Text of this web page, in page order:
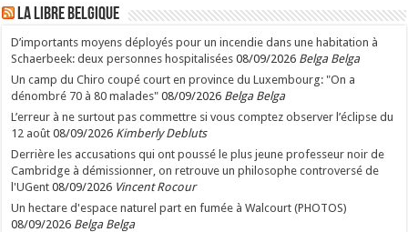
LA Libre Belgique
D’importants moyens déployés pour un incendie dans une habitation à
Schaerbeek: deux personnes hospitalisées 08/09/2026 Belga Belga
Un camp du Chiro coupé court en province du Luxembourg: "On a
dénombré 70 à 80 malades" 08/09/2026 Belga Belga
L’erreur à ne surtout pas commettre si vous comptez observer l’éclipse du
12 août 08/09/2026 Kimberly Debluts
Derrière les accusations qui ont poussé le plus jeune professeur noir de
Cambridge à démissionner, on retrouve un philosophe controversé de
l'UGent 08/09/2026 Vincent Rocour
Un hectare d'espace naturel part en fumée à Walcourt (PHOTOS)
08/09/2026 Belga Belga